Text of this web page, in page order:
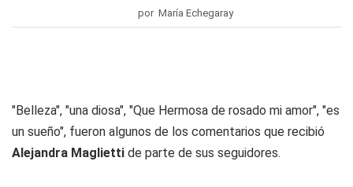
por María Echegaray
"Belleza", "una diosa", "Que Hermosa de rosado mi amor", "es
un sueño", fueron algunos de los comentarios que recibió
Alejandra Maglietti de parte de sus seguidores.